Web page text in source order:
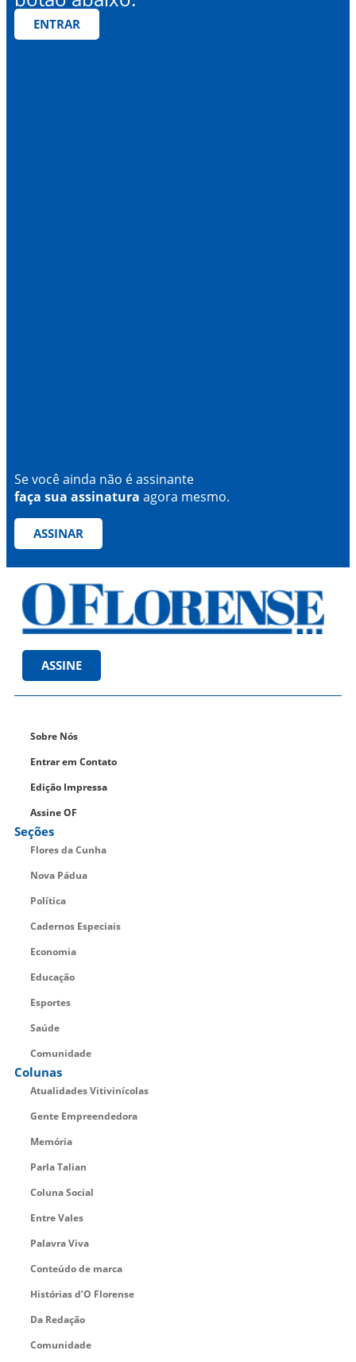
ENTRAR
Se você ainda não é assinante
faça sua assinatura agora mesmo.
ASSINAR
ASSINE
Sobre Nós
Entrar em Contato
Edição Impressa
Assine OF
Seções
Flores da Cunha
Nova Pádua
Política
Cadernos Especiais
Economia
Educação
Esportes
Saúde
Comunidade
Colunas
Atualidades Vitivinícolas
Gente Empreendedora
Memória
Parla Talian
Coluna Social
Entre Vales
Palavra Viva
Conteúdo de marca
Histórias d’O Florense
Da Redação
Comunidade